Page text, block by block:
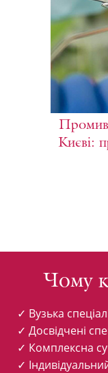
Києві:
Чому
✓ Вузька
✓ Досвідчені
✓ Комплексна
✓